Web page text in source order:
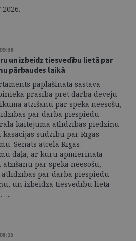
un izbeidz tiesvedību lietā par
pārbaudes laikā
paplašinātā sastāvā
prasībā pret darba devēju
atzīšanu par spēkā neesošu,
par darba piespiedu
kaitējuma atlīdzības piedziņu
sūdzību par Rīgas
Senāts atcēla Rīgas
daļā, ar kuru apmierināta
par spēkā neesošu,
par darba piespiedu
un izbeidza tiesvedību lietā
...